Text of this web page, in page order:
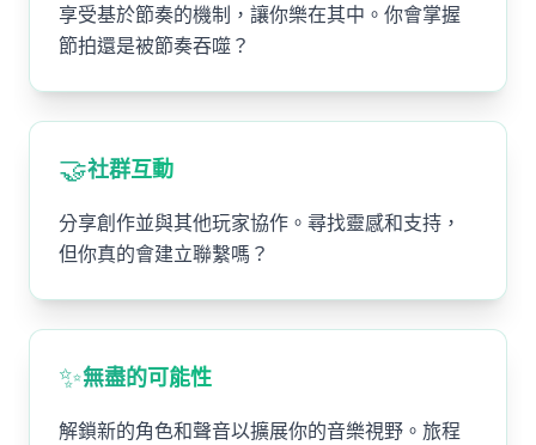
享受基於節奏的機制，讓你樂在其中。你會掌握
節拍還是被節奏吞噬？
🤝社群互動
分享創作並與其他玩家協作。尋找靈感和支持，
但你真的會建立聯繫嗎？
✨無盡的可能性
解鎖新的角色和聲音以擴展你的音樂視野。旅程